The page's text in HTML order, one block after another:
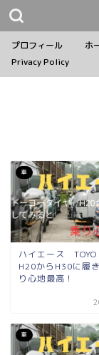
プロフィール
Privacy Policy
ホ
車
ハイエース
H20からH30に履
り心地最高！
車